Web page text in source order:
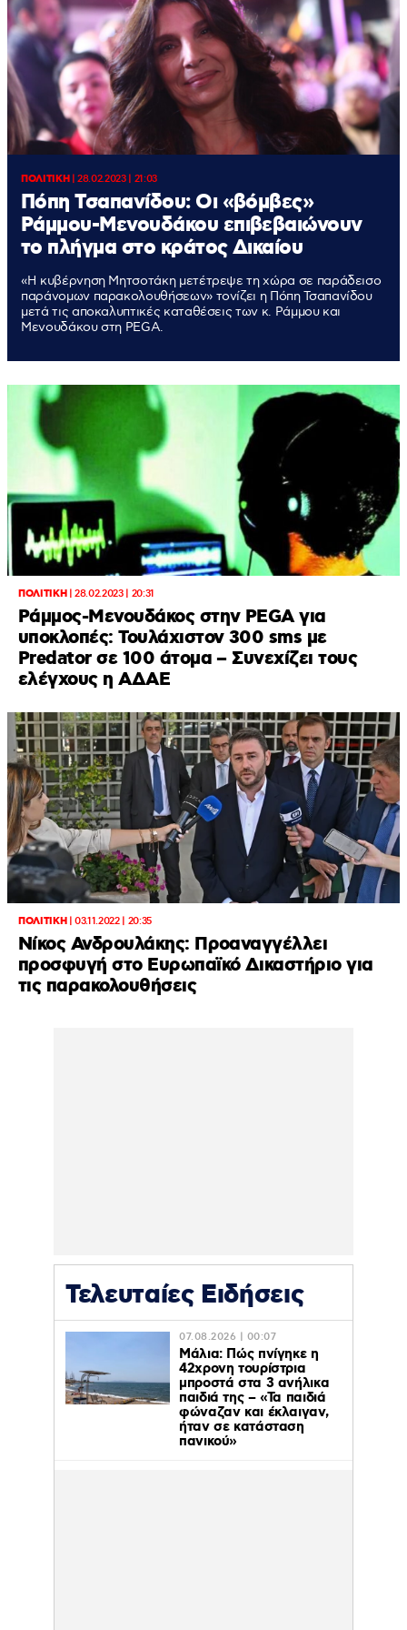
ΠΟΛΙΤΙΚΗ|28.02.2023 | 21:03
Πόπη Τσαπανίδου: Οι «βόμβες»
Ράμμου-Μενουδάκου επιβεβαιώνουν
το πλήγμα στο κράτος Δικαίου
«Η κυβέρνηση Μητσοτάκη μετέτρεψε τη χώρα σε παράδεισο
παράνομων παρακολουθήσεων» τονίζει η Πόπη Τσαπανίδου
μετά τις αποκαλυπτικές καταθέσεις των κ. Ράμμου και
Μενουδάκου στη PEGA.
ΠΟΛΙΤΙΚΗ|28.02.2023 | 20:31
Ράμμος-Μενουδάκος στην PEGA για
υποκλοπές: Τουλάχιστον 300 sms με
Predator σε 100 άτομα – Συνεχίζει τους
ελέγχους η ΑΔΑΕ
ΠΟΛΙΤΙΚΗ|03.11.2022 | 20:35
Νίκος Ανδρουλάκης: Προαναγγέλλει
προσφυγή στο Ευρωπαϊκό Δικαστήριο για
τις παρακολουθήσεις
Τελευταίες Ειδήσεις
07.08.2026 | 00:07
Μάλια: Πώς πνίγηκε η
42χρονη τουρίστρια
μπροστά στα 3 ανήλικα
παιδιά της – «Τα παιδιά
φώναζαν και έκλαιγαν,
ήταν σε κατάσταση
πανικού»